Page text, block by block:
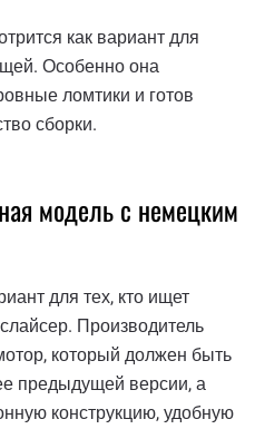
как вариант для
Особенно она
ломтики и готов
сборки.
модель с немецким
для тех, кто ищет
Производитель
который должен быть
предыдущей версии, а
конструкцию, удобную